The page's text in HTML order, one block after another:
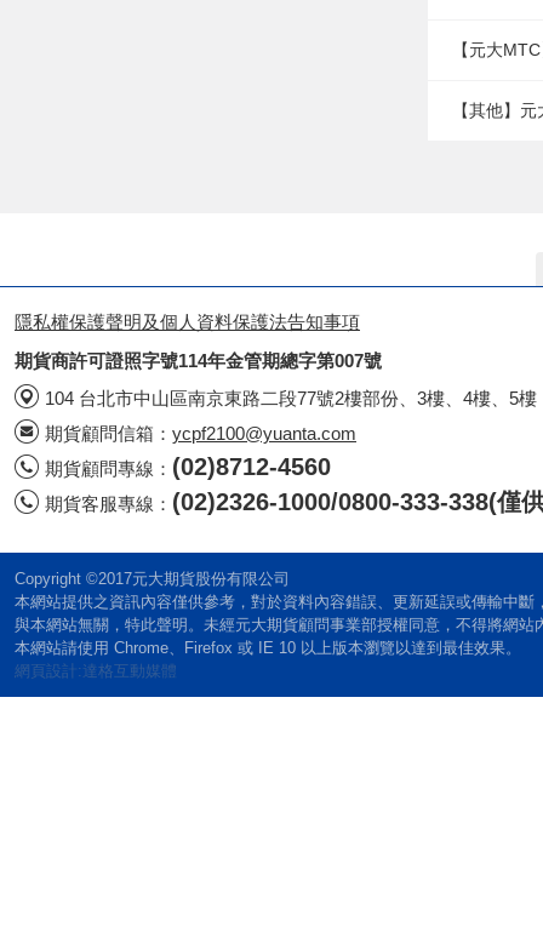
【元大
【其他】
隱私權保護聲明及個人資料保護法告知事項
期貨商許可證照字號114年金管期總字第007號
104 台北市中山區南京東路二段77號2樓部份、3樓、4樓、5樓
期貨顧問信箱： ycpf2100@yuanta.com
期貨顧問專線： (02)8712-4560
期貨客服專線： (02)2326-1000/0800-333-338(僅
Copyright ©2017元大期貨股份有限公司
本網站提供之資訊內容僅供參考，對於資料內容錯誤、更新延誤或傳輸中
與本網站無關，特此聲明。未經元大期貨顧問事業部授權同意，不得將網站
本網站請使用 Chrome、Firefox 或 IE 10 以上版本瀏覽以達到最佳效果。
網頁設計:達格互動媒體